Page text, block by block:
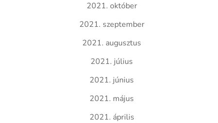
2021. október
2021. szeptember
2021. augusztus
2021. július
2021. június
2021. május
2021. április